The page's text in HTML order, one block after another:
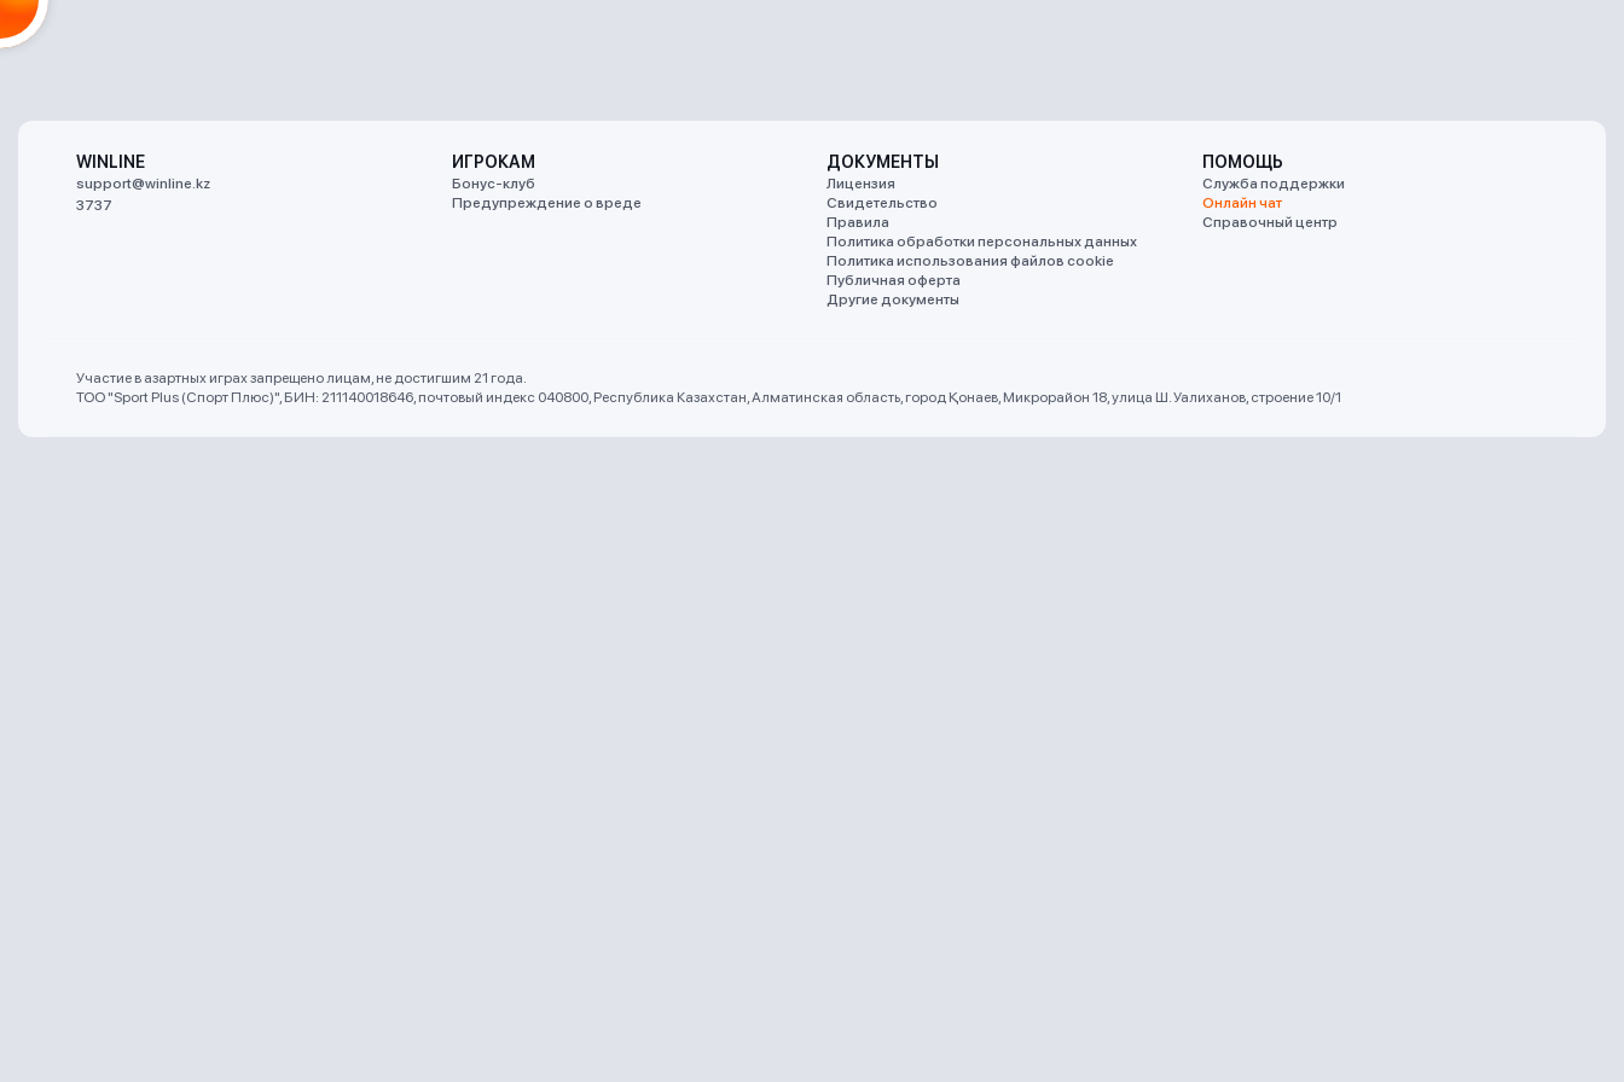
WINLINE
support@winline.kz
3737
ИГРОКАМ
Бонус-клуб
Предупреждение о вреде
ДОКУМЕНТЫ
Лицензия
Свидетельство
Правила
Политика обработки персональных данных
Политика использования файлов cookie
Публичная оферта
Другие документы
ПОМОЩЬ
Служба поддержки
Онлайн чат
Справочный центр
Участие в азартных играх запрещено лицам, не достигшим 21 года.
ТОО "Sport Plus (Спорт Плюс)", БИН: 211140018646, почтовый индекс 040800, Республика Казахстан, Алматинская область, город Қонаев, Микрорайон 18, улица Ш. Уалиханов, строение 10/1